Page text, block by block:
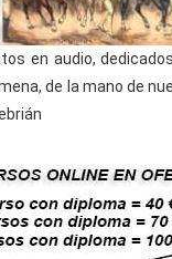
en audio,
de la mano de